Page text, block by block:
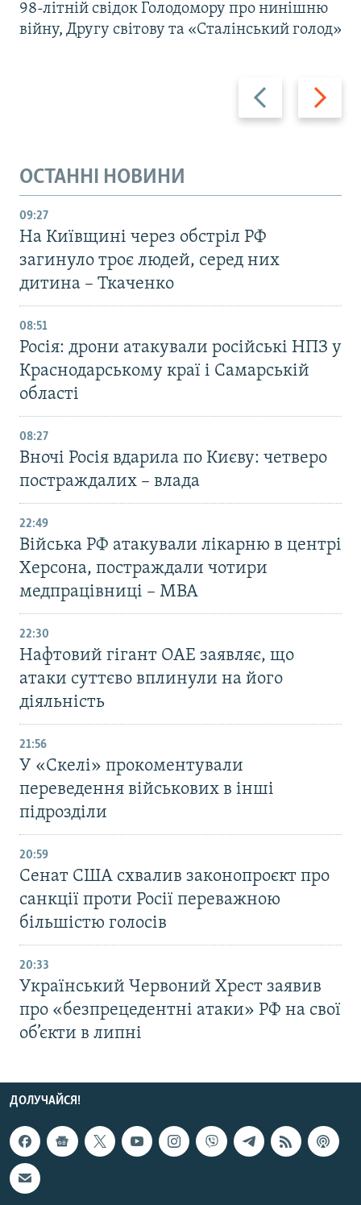
Назад Вперед
98-літній свідок Голодомору про нинішню
війну, Другу світову та «Сталінський голод»
ОСТАННІ НОВИНИ
09:27
На Київщині через обстріл РФ
загинуло троє людей, серед них
дитина – Ткаченко
08:51
Росія: дрони атакували російські НПЗ у
Краснодарському краї і Самарській
області
08:27
Вночі Росія вдарила по Києву: четверо
постраждалих – влада
22:49
Війська РФ атакували лікарню в центрі
Херсона, постраждали чотири
медпрацівниці – МВА
22:30
Нафтовий гігант ОАЕ заявляє, що
атаки суттєво вплинули на його
діяльність
21:56
У «Скелі» прокоментували
переведення військових в інші
підрозділи
20:59
Cенат США схвалив законопроєкт про
санкції проти Росії переважною
більшістю голосів
20:33
Український Червоний Хрест заявив
про «безпрецедентні атаки» РФ на свої
об’єкти в липні
ДОЛУЧАЙСЯ!